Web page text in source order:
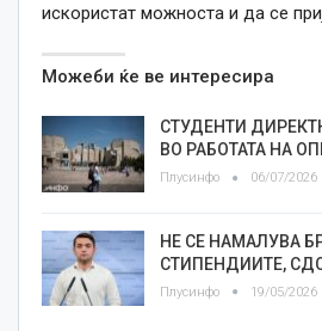
искористат можноста и да се
Можеби ќе ве интересира
СТУДЕНТИ
ВО РАБОТАТА НА
Плусинфо 06/07/2026
НЕ СЕ НАМАЛУВА
СТИПЕНДИИТЕ,
Плусинфо 19/05/2026